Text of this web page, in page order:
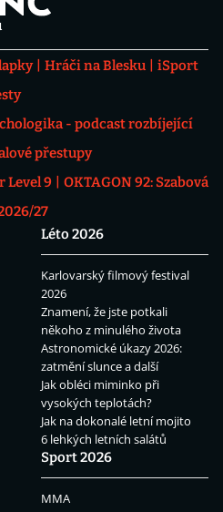
Hráči na Blesku
iSport
- podcast rozbíjející
přestupy
Level 9
OKTAGON 92: Szabová
27
Léto 2026
Karlovarský filmový festival
2026
Znamení, že jste potkali
někoho z minulého života
Astronomické úkazy 2026:
zatmění slunce a další
Jak obléci miminko při
vysokých teplotách?
Jak na dokonalé letní mojito
6 lehkých letních salátů
Sport 2026
MMA